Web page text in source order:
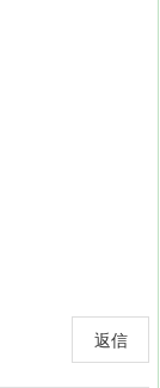
返信